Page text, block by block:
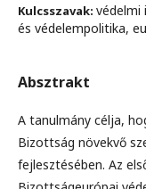
Kulcsszavak: védelmi
és védelempolitika,
Absztrakt
A tanulmány célja,
Bizottság növekvő
fejlesztésében. Az